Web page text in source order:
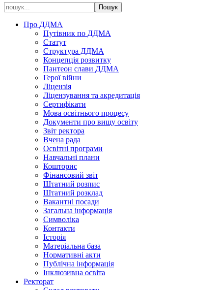
Про ДДМА
Путівник по ДДМА
Статут
Структура ДДМА
Концепція розвитку
Пантеон слави ДДМА
Герої війни
Ліцензія
Ліцензування та акредитація
Сертифікати
Мова освітнього процесу
Документи про вищу освіту
Звіт ректора
Вчена рада
Освітні програми
Навчальні плани
Кошторис
Фінансовий звіт
Штатний розпис
Штатний розклад
Вакантні посади
Загальна інформація
Символіка
Контакти
Історія
Матеріальна база
Нормативні акти
Публічна інформація
Інклюзивна освіта
Ректорат